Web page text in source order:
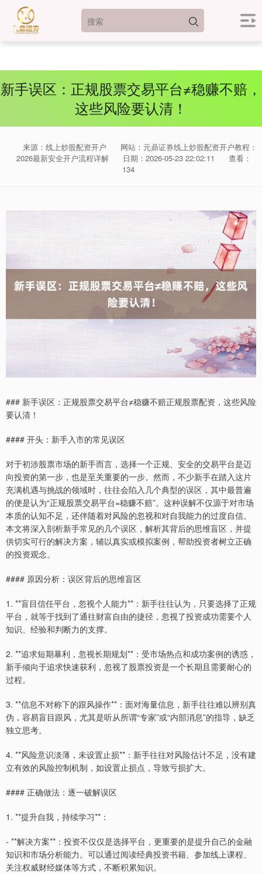
新手误区：正规股票交易平台≠稳赚不赔，
这些风险要认清！
来源：线上炒股配资开户
网站：元鼎证券线上炒股配资开户教程：
2026最新安全开户流程详解
日期：2026-05-23 22:02:11
查看：
134
### 新手误区：正规股票交易平台≠稳赚不赔正规股票配资，这些风险
要认清！
#### 开头：新手入市的常见误区
对于初涉股票市场的新手而言，选择一个正规、安全的交易平台是迈
向投资的第一步，也是至关重要的一步。然而，不少新手在踏入这片
充满机遇与挑战的领域时，往往会陷入几个典型的误区，其中最普遍
的便是认为“正规股票交易平台=稳赚不赔”。这种误解不仅源于对市场
本质的认知不足，还伴随着对风险的忽视和对自我能力的过度自信。
本文将深入剖析新手常见的几个误区，解析其背后的思维盲区，并提
供切实可行的解决方案，辅以真实或模拟案例，帮助投资者树立正确
的投资观念。
#### 原因分析：误区背后的思维盲区
1. **盲目信任平台，忽视个人能力**：新手往往认为，只要选择了正规
平台，就等于找到了通往财富自由的捷径，忽视了投资成功需要个人
知识、经验和判断力的支撑。
2. **追求短期暴利，忽视长期规划**：受市场热点和成功案例的诱惑，
新手倾向于追求快速获利，忽视了股票投资是一个长期且需要耐心的
过程。
3. **信息不对称下的跟风操作**：面对海量信息，新手往往难以辨别真
伪，容易盲目跟风，尤其是听从所谓“专家”或“内部消息”的指导，缺乏
独立思考。
4. **风险意识淡薄，未设置止损**：新手往往对风险估计不足，没有建
立有效的风险控制机制，如设置止损点，导致亏损扩大。
#### 正确做法：逐一破解误区
1. **提升自我，持续学习**：
- **解决方案**：投资不仅仅是选择平台，更重要的是提升自己的金融
知识和市场分析能力。可以通过阅读经典投资书籍、参加线上课程、
关注权威财经媒体等方式，不断积累知识。